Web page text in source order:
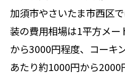
加須市やさいたま市西区
装の費用相場は1平方メ
から3000円程度、コーキ
あたり約1000円から2000